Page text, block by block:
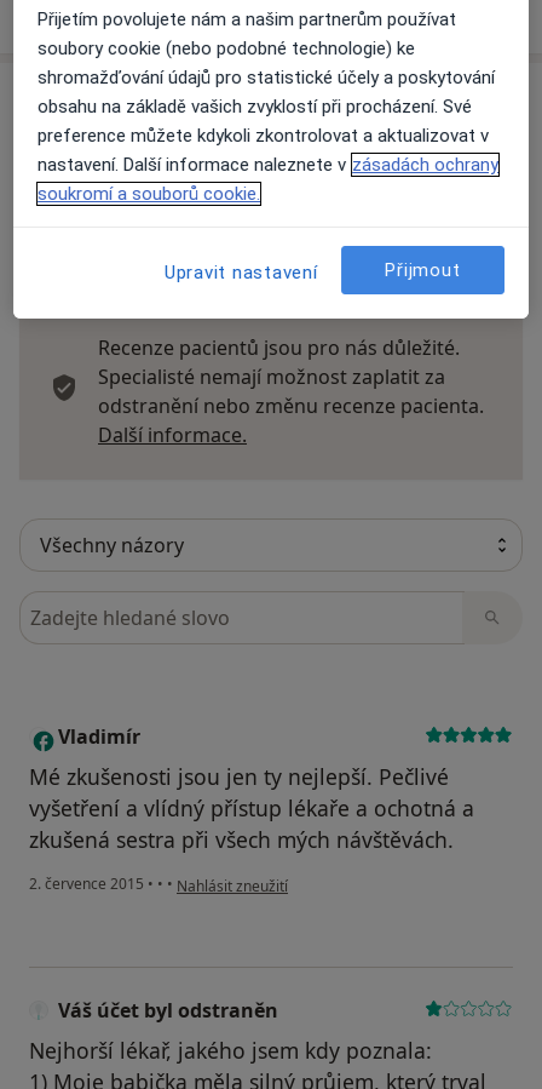
o adrese
Názory
Přidejte svůj názor
Recenze pacientů jsou pro nás důležité.
Specialisté nemají možnost zaplatit za
odstranění nebo změnu recenze pacienta.
Další informace.
Hledejte v názorech
V Vladimír
Mé zkušenosti jsou jen ty nejlepší. Pečlivé
vyšetření a vlídný přístup lékaře a ochotná a
zkušená sestra při všech mých návštěvách.
2. července 2015 • • • podle názoru uživatele Vladimír
Nahlásit zneužití
Váš účet byl odstraněn
Nejhorší lékař, jakého jsem kdy poznala:
1) Moje babička měla silný průjem, který trval
Přijetím povolujete nám a našim partnerům používat
soubory cookie (nebo podobné technologie) ke
shromažďování údajů pro statistické účely a poskytování
obsahu na základě vašich zvyklostí při procházení. Své
preference můžete kdykoli zkontrolovat a aktualizovat v
nastavení. Další informace naleznete v zásadách ochrany
soukromí a souborů cookie.
Upravit nastavení Přijmout